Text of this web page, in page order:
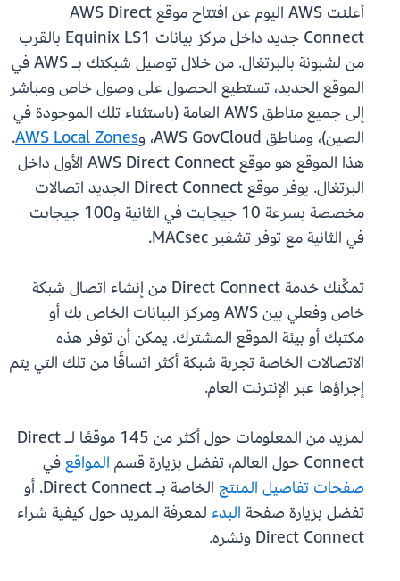
أعلنت AWS اليوم عن افتتاح موقع AWS Direct
Connect جديد داخل مركز بيانات Equinix LS1 بالقرب
من لشبونة بالبرتغال. من خلال توصيل شبكتك بـ AWS في
الموقع الجديد، تستطيع الحصول على وصول خاص ومباشر
إلى جميع مناطق AWS العامة (باستثناء تلك الموجودة في
الصين)، ومناطق AWS GovCloud، و
AWS Local Zones
.
هذا الموقع هو موقع AWS Direct Connect الأول داخل
البرتغال. يوفر موقع Direct Connect الجديد اتصالات
مخصصة بسرعة 10 جيجابت في الثانية و100 جيجابت
في الثانية مع توفر تشفير MACsec.
تمكِّنك خدمة Direct Connect من إنشاء اتصال شبكة
خاص وفعلي بين AWS ومركز البيانات الخاص بك أو
مكتبك أو بيئة الموقع المشترك. يمكن أن توفر هذه
الاتصالات الخاصة تجربة شبكة أكثر اتساقًا من تلك التي يتم
إجراؤها عبر الإنترنت العام.
لمزيد من المعلومات حول أكثر من 145 موقعًا لـ Direct
Connect حول العالم، تفضل بزيارة قسم
المواقعفي
صفحات تفاصيل المنتج
الخاصة بـ Direct Connect. أو
تفضل بزيارة صفحةالبدء لمعرفة المزيد حول كيفية شراء
Direct Connect ونشره.